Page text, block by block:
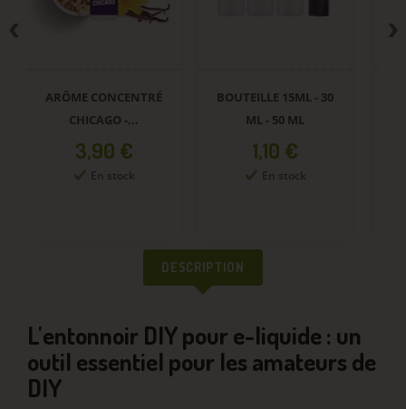
ARÔME CONCENTRÉ
CHICAGO -...
Prix
3,90 €
En stock
BOUTEILLE 15ML - 30
ML - 50 ML
Prix
1,10 €
En stock
DESCRIPTION
L'entonnoir DIY pour e-liquide : un
outil essentiel pour les amateurs de
DIY